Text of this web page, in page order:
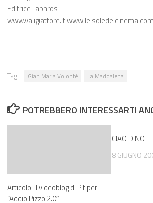
Editrice Taphros
www.valigiattore.it www.leisoledelcinema.com
Tag: Gian Maria Volonté La Maddalena
POTREBBERO INTERESSARTI
Articolo: Il videoblog di Pif per
“Addio Pizzo 2.0″
CIAO DINO
8 GIUGNO